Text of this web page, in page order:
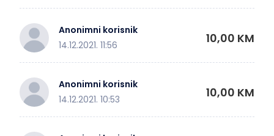
Anonimni korisnik
14.12.2021. 11:56
10,00 KM
Anonimni korisnik
14.12.2021. 10:53
10,00 KM